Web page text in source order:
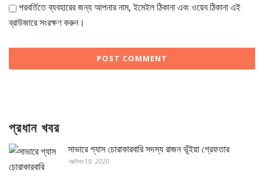
পরবর্তিতে ব্যবহারের জন্য আপনার নাম, ইমেইল ঠিকানা এবং ওয়েব ঠিকানা এই
ব্রাউজারে সংরক্ষণ করুন।
প্রধান খবর
সাভারে গ্যাস চোরাকারবারি সদস্য রাজন ভূঁইয়া গ্রেফতার
অক্টোবর 19, 2020